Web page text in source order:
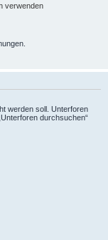
verwenden
werden soll. Unterforen
durchsuchen“